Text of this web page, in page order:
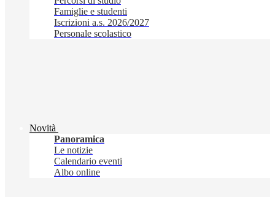
Famiglie e studenti
Iscrizioni a.s. 2026/2027
Personale scolastico
Novità
Panoramica
Le notizie
Calendario eventi
Albo online